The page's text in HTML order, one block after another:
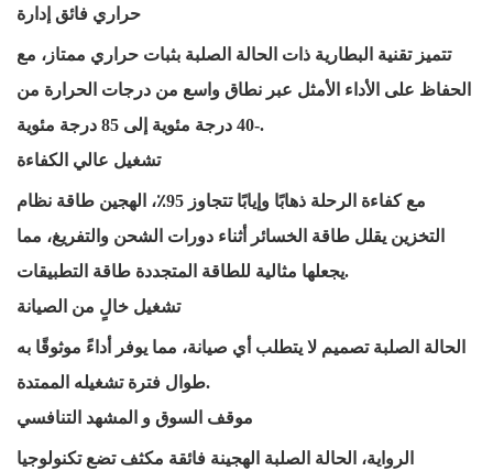
حراري فائق إدارة
تتميز تقنية البطارية ذات الحالة الصلبة بثبات حراري ممتاز، مع
الحفاظ على الأداء الأمثل عبر نطاق واسع من درجات الحرارة من
-40 درجة مئوية إلى 85 درجة مئوية.
تشغيل عالي الكفاءة
مع كفاءة الرحلة ذهابًا وإيابًا تتجاوز 95٪، الهجين طاقة نظام
التخزين يقلل طاقة الخسائر أثناء دورات الشحن والتفريغ، مما
يجعلها مثالية للطاقة المتجددة طاقة
التطبيقات.
تشغيل خالٍ من الصيانة
الحالة الصلبة تصميم لا يتطلب أي صيانة، مما يوفر أداءً موثوقًا به
طوال فترة تشغيله الممتدة.
موقف السوق و المشهد التنافسي
الرواية، الحالة الصلبة الهجينة فائقة مكثف تضع تكنولوجيا